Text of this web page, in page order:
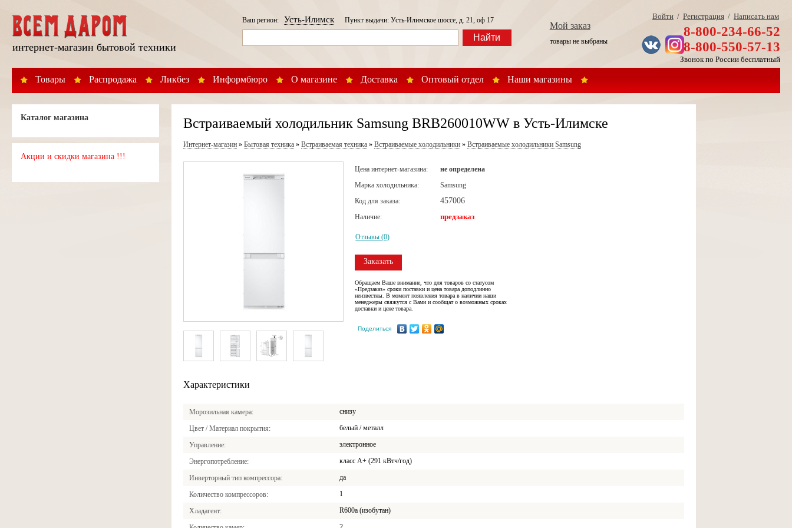
интернет-магазин бытовой техники
Товары Распродажа Ликбез Информбюро О магазине Доставка Оптовый отдел Наши магазины
Ваш регион: Усть-ИлимскПункт выдачи: Усть-Илимское шоссе, д. 21, оф 17
Найти
Мой заказ
товары не выбраны
Войти/ Регистрация/ Написать нам
8-800-234-66-52
8-800-550-57-13
Звонок по России бесплатный
Каталог магазина
Акции и скидки магазина !!!
Встраиваемый холодильник Samsung BRB260010WW в Усть-Илимске
Интернет-магазин »Бытовая техника »Встраиваемая техника »Встраиваемые холодильники »Встраиваемые холодильники Samsung
Цена интернет-магазина:
не определена
Марка холодильника:
Samsung
Код для заказа:
457006
Наличие: предзаказ
Отзывы (0)
Заказать
Обращаем Ваше внимание, что для товаров со статусом
«Предзаказ» сроки поставки и цена товара доподлинно
неизвестны. В момент появления товара в наличии наши
менеджеры свяжутся с Вами и сообщат о возможных сроках
доставки и цене товара.
Поделиться
Характеристики
Морозильная камера снизу
Цвет / Материал покрытия белый / металл
Управление электронное
Энергопотребление класс A+ (291 кВтч/год)
Инверторный тип компрессора да
Количество компрессоров 1
Хладагент R600a (изобутан)